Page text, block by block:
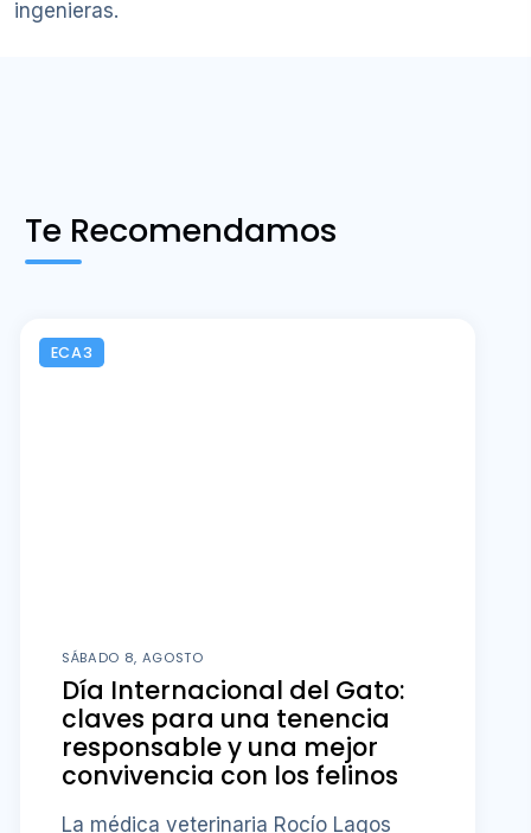
ingenieras.
Te Recomendamos
ECA3
SÁBADO 8, AGOSTO
Día Internacional del Gato:
claves para una tenencia
responsable y una mejor
convivencia con los felinos
La médica veterinaria Rocío Lagos